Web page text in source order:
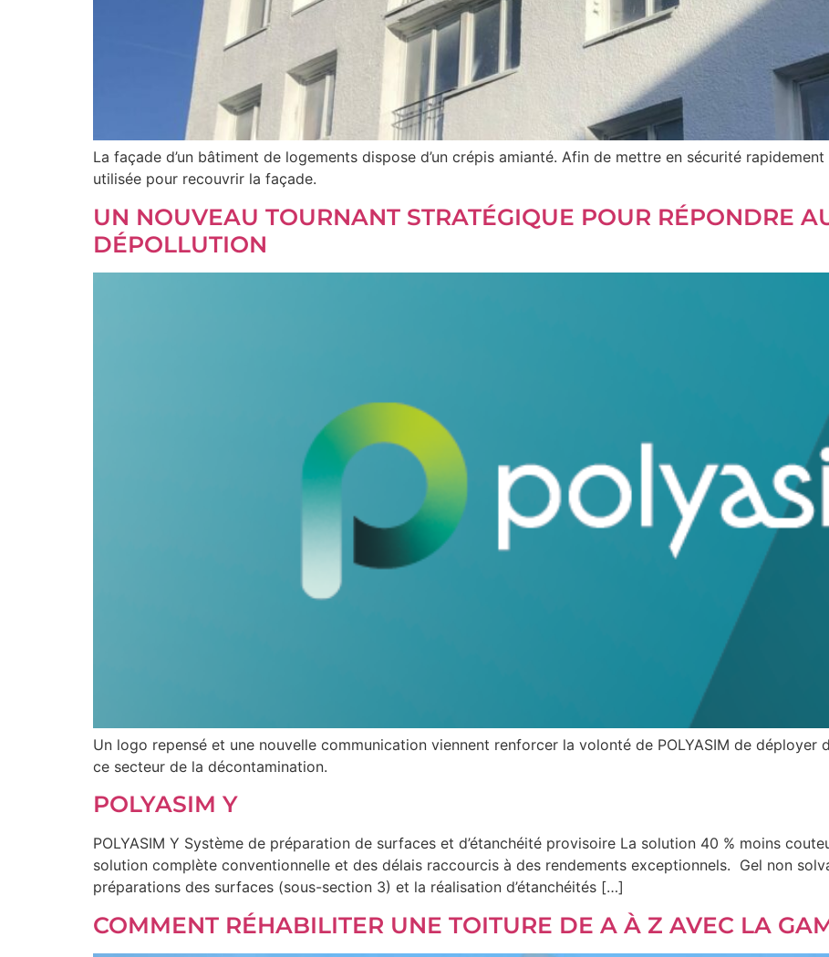
La façade d’un bâtiment de logements dispose d’un crépis amianté. Afin de mettre en sécurité
utilisée pour recouvrir la façade.
UN NOUVEAU TOURNANT STRATÉGIQUE POUR RÉPONDRE
DÉPOLLUTION
Un logo repensé et une nouvelle communication viennent renforcer la volonté de POLYASIM de déployer
ce secteur de la décontamination.
POLYASIM Y
POLYASIM Y Système de préparation de surfaces et d’étanchéité provisoire La solution 40 % moins
solution complète conventionnelle et des délais raccourcis à des rendements exceptionnels. Gel non
préparations des surfaces (sous-section 3) et la réalisation d’étanchéités […]
COMMENT RÉHABILITER UNE TOITURE DE A À Z AVEC LA